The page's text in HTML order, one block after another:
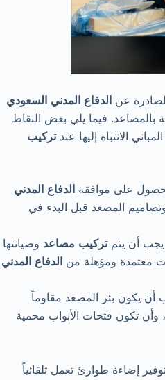
عن الدفاع المدني السعودي
بالمصاعد. فيما يلي بعض النقاط
الانتباه إليها عندتركيب
على موافقة الدفاع المدني
المصعد قبل البدء في
يجب أن يتمتركيب مصاعد وصيانتها
ومؤهلة من الدفاع المدني
أن يكون بئر المصعد مقاوماً
وأن تكون فتحات الأبواب محمية
إضاءة طوارئ تعمل تلقائياً